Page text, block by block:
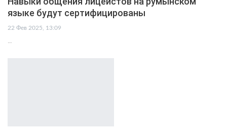
языке будут сертифицированы
22 Фев 2025, 13:09
…